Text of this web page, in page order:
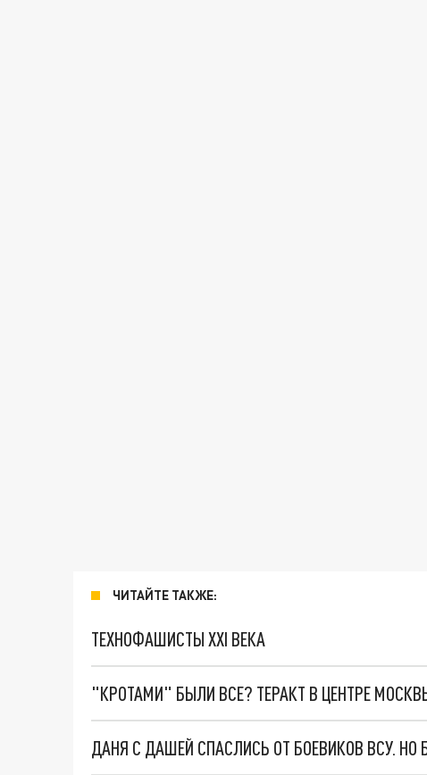
ЧИТАЙТЕ ТАКЖЕ:
ТЕХНОФАШИСТЫ XXI ВЕКА
"КРОТАМИ" БЫЛИ ВСЕ? ТЕРАКТ В ЦЕНТРЕ
ДАНЯ С ДАШЕЙ СПАСЛИСЬ ОТ БОЕВИКОВ ВСУ.